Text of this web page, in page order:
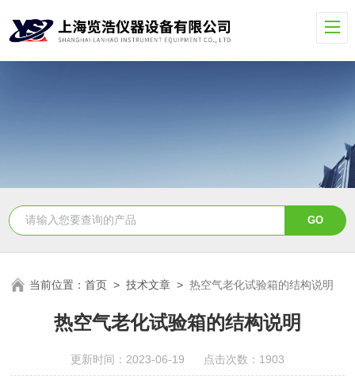
当前位置：首页 >技术文章 >热空气老化试验箱的结构说明
热空气老化试验箱的结构说明
更新时间：2023-06-19 点击次数：1903